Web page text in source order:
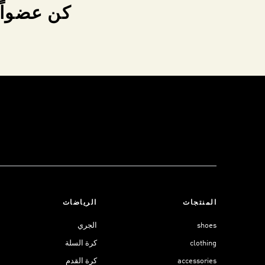
كن عضواً
المنتجات
shoes
clothing
accessories
الرياضات
الجري
كرة السلة
كرة القدم